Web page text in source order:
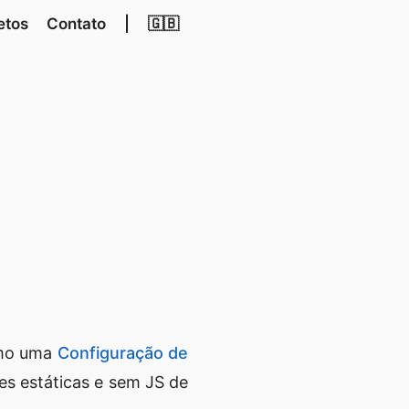
Contato 🇬🇧
uma Configuração de
estáticas e sem JS de